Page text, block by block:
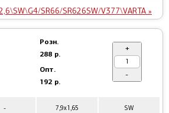
SR66/SR626SW/V377\VARTA »
- 7,9x1,65 SW
Розн.
288 р.
Опт.
192 р.
+
-